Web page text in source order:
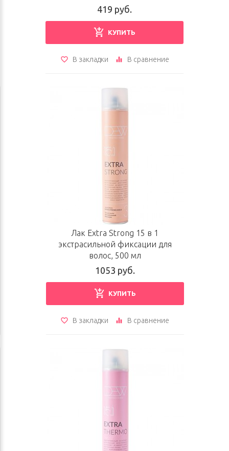
419 руб.
КУПИТЬ
В закладки В сравнение
Лак Extra Strong 15 в 1
экстрасильной фиксации для
волос, 500 мл
1053 руб.
КУПИТЬ
В закладки В сравнение